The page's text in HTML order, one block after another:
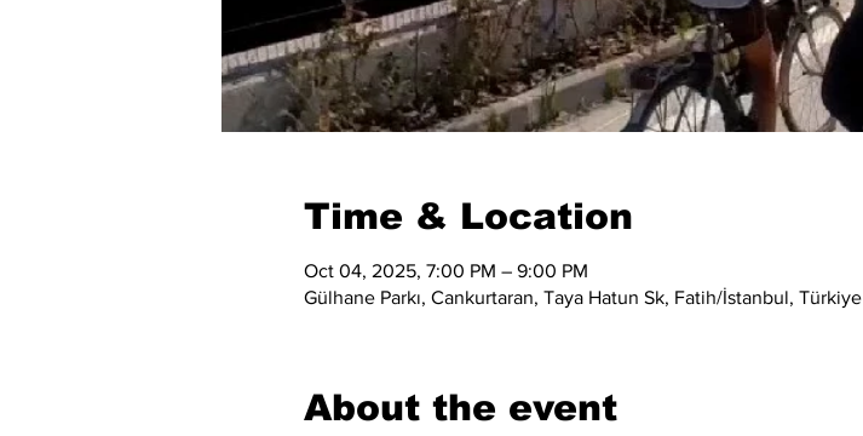
Time & Location
Oct 04, 2025, 7:00 PM – 9:00 PM
Gülhane Parkı, Cankurtaran, Taya Hatun Sk, Fatih/İstanbul, Türkiye
About the event